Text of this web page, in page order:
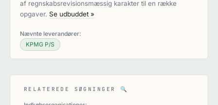
af regnskabsrevisionsmæssig karakter til en række
opgaver. Se udbuddet »
Nævnte leverandører:
KPMG P/S
RELATEREDE SØGNINGER 🔍